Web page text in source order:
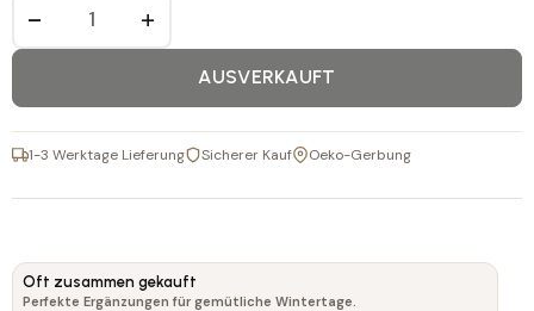
− +
AUSVERKAUFT
1-3 Werktage Lieferung Sicherer Kauf Oeko-Gerbung
Oft zusammen gekauft
Perfekte Ergänzungen für gemütliche Wintertage.